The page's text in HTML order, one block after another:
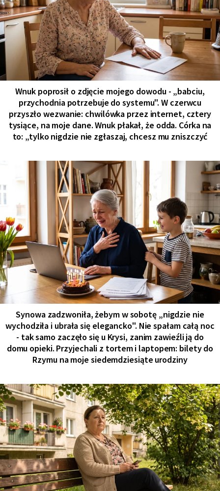
Wnuk poprosił o zdjęcie mojego dowodu - „babciu,
przychodnia potrzebuje do systemu". W czerwcu
przyszło wezwanie: chwilówka przez internet, cztery
tysiące, na moje dane. Wnuk płakał, że odda. Córka na
to: „tylko nigdzie nie zgłaszaj, chcesz mu zniszczyć
Synowa zadzwoniła, żebym w sobotę „nigdzie nie
wychodziła i ubrała się elegancko". Nie spałam całą noc
- tak samo zaczęło się u Krysi, zanim zawieźli ją do
domu opieki. Przyjechali z tortem i laptopem: bilety do
Rzymu na moje siedemdziesiąte urodziny